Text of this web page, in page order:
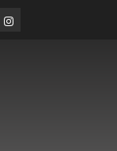
Instagram